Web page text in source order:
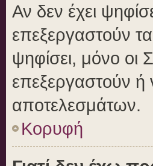
Αν δεν έχει
επεξεργαστούν
ψηφίσει, μόνο οι
επεξεργαστούν ή
αποτελεσμάτων.
Κορυφή